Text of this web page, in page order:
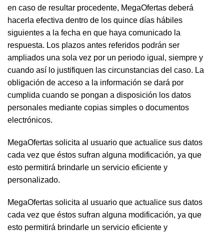
en caso de resultar procedente, MegaOfertas deberá
hacerla efectiva dentro de los quince días hábiles
siguientes a la fecha en que haya comunicado la
respuesta. Los plazos antes referidos podrán ser
ampliados una sola vez por un periodo igual, siempre y
cuando así lo justifiquen las circunstancias del caso. La
obligación de acceso a la información se dará por
cumplida cuando se pongan a disposición los datos
personales mediante copias simples o documentos
electrónicos.
MegaOfertas solicita al usuario que actualice sus datos
cada vez que éstos sufran alguna modificación, ya que
esto permitirá brindarle un servicio eficiente y
personalizado.
MegaOfertas solicita al usuario que actualice sus datos
cada vez que éstos sufran alguna modificación, ya que
esto permitirá brindarle un servicio eficiente y